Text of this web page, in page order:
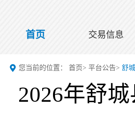
首页 交易信息
您当前的位置： 首页> 平台公告> 舒城
2026年舒